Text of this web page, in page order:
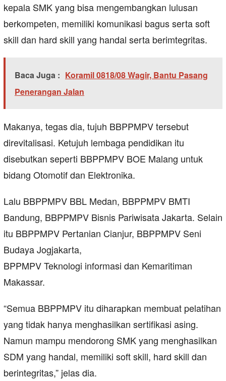
kepala SMK yang bisa mengembangkan lulusan
berkompeten, memiliki komunikasi bagus serta soft
skill dan hard skill yang handal serta berimtegritas.
Baca Juga : Koramil 0818/08 Wagir, Bantu Pasang
Penerangan Jalan
Makanya, tegas dia, tujuh BBPPMPV tersebut
direvitalisasi. Ketujuh lembaga pendidikan itu
disebutkan seperti BBPPMPV BOE Malang untuk
bidang Otomotif dan Elektronika.
Lalu BBPPMPV BBL Medan, BBPPMPV BMTI
Bandung, BBPPMPV Bisnis Pariwisata Jakarta. Selain
itu BBPPMPV Pertanian Cianjur, BBPPMPV Seni
Budaya Jogjakarta,
BPPMPV Teknologi informasi dan Kemaritiman
Makassar.
“Semua BBPPMPV itu diharapkan membuat pelatihan
yang tidak hanya menghasilkan sertifikasi asing.
Namun mampu mendorong SMK yang menghasilkan
SDM yang handal, memiliki soft skill, hard skill dan
berintegritas,” jelas dia.